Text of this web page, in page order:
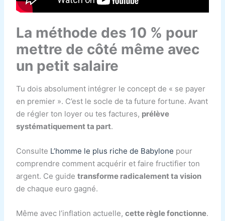
La méthode des 10 % pour
mettre de côté même avec
un petit salaire
Tu dois absolument intégrer le concept de « se payer
en premier ». C’est le socle de ta future fortune. Avant
de régler ton loyer ou tes factures, prélève
systématiquement ta part.
Consulte L’homme le plus riche de Babylone pour
comprendre comment acquérir et faire fructifier ton
argent. Ce guidetransforme radicalement ta vision
de chaque euro gagné.
Même avec l’inflation actuelle,cette règle fonctionne.